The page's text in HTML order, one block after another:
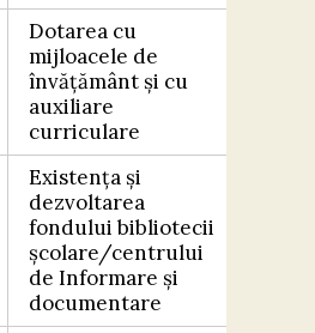
Dotarea cu
mijloacele de
învățământ și cu
auxiliare
curriculare
Existența și
dezvoltarea
fondului bibliotecii
școlare/centrului
de Informare și
documentare